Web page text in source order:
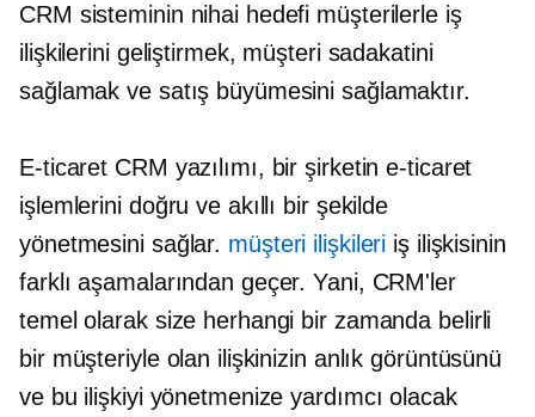
CRM sisteminin nihai hedefi müşterilerle iş
ilişkilerini geliştirmek, müşteri sadakatini
sağlamak ve satış büyümesini sağlamaktır.
E-ticaret CRM yazılımı, bir şirketin e-ticaret
işlemlerini doğru ve akıllı bir şekilde
yönetmesini sağlar. müşteri ilişkileri iş ilişkisinin
farklı aşamalarından geçer. Yani, CRM'ler
temel olarak size herhangi bir zamanda belirli
bir müşteriyle olan ilişkinizin anlık görüntüsünü
ve bu ilişkiyi yönetmenize yardımcı olacak